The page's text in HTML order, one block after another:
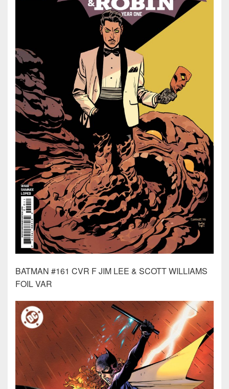
BATMAN #161 CVR F JIM LEE & SCOTT WILLIAMS
FOIL VAR